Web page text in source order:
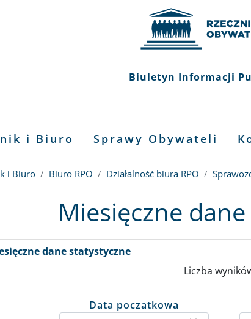
Biuletyn Informacji
i Biuro Sprawy Obywateli
i Biuro Biuro RPO Działalność biura RPO
Miesięczne
dane statystyczne
Liczba
Data poczatkowa